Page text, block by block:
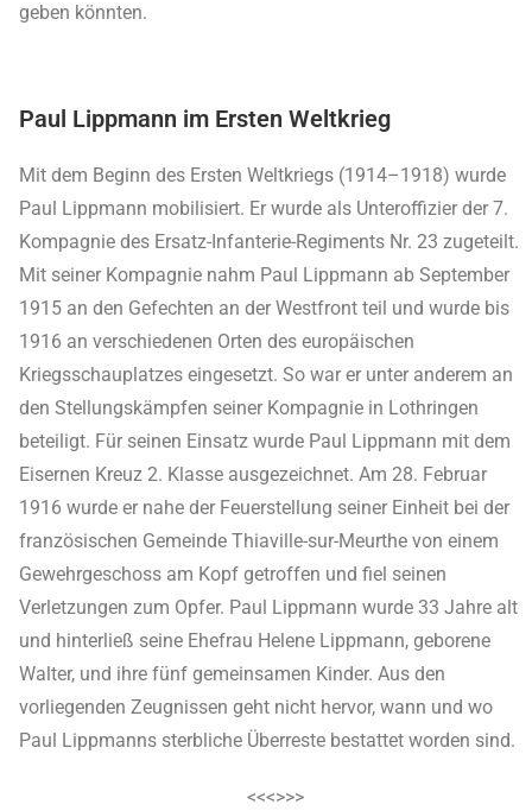
geben könnten.
Paul Lippmann im Ersten Weltkrieg
Mit dem Beginn des Ersten Weltkriegs (1914–1918) wurde
Paul Lippmann mobilisiert. Er wurde als Unteroffizier der 7.
Kompagnie des Ersatz-Infanterie-Regiments Nr. 23 zugeteilt.
Mit seiner Kompagnie nahm Paul Lippmann ab September
1915 an den Gefechten an der Westfront teil und wurde bis
1916 an verschiedenen Orten des europäischen
Kriegsschauplatzes eingesetzt. So war er unter anderem an
den Stellungskämpfen seiner Kompagnie in Lothringen
beteiligt. Für seinen Einsatz wurde Paul Lippmann mit dem
Eisernen Kreuz 2. Klasse ausgezeichnet. Am 28. Februar
1916 wurde er nahe der Feuerstellung seiner Einheit bei der
französischen Gemeinde Thiaville-sur-Meurthe von einem
Gewehrgeschoss am Kopf getroffen und fiel seinen
Verletzungen zum Opfer. Paul Lippmann wurde 33 Jahre alt
und hinterließ seine Ehefrau Helene Lippmann, geborene
Walter, und ihre fünf gemeinsamen Kinder. Aus den
vorliegenden Zeugnissen geht nicht hervor, wann und wo
Paul Lippmanns sterbliche Überreste bestattet worden sind.
<<<>>>